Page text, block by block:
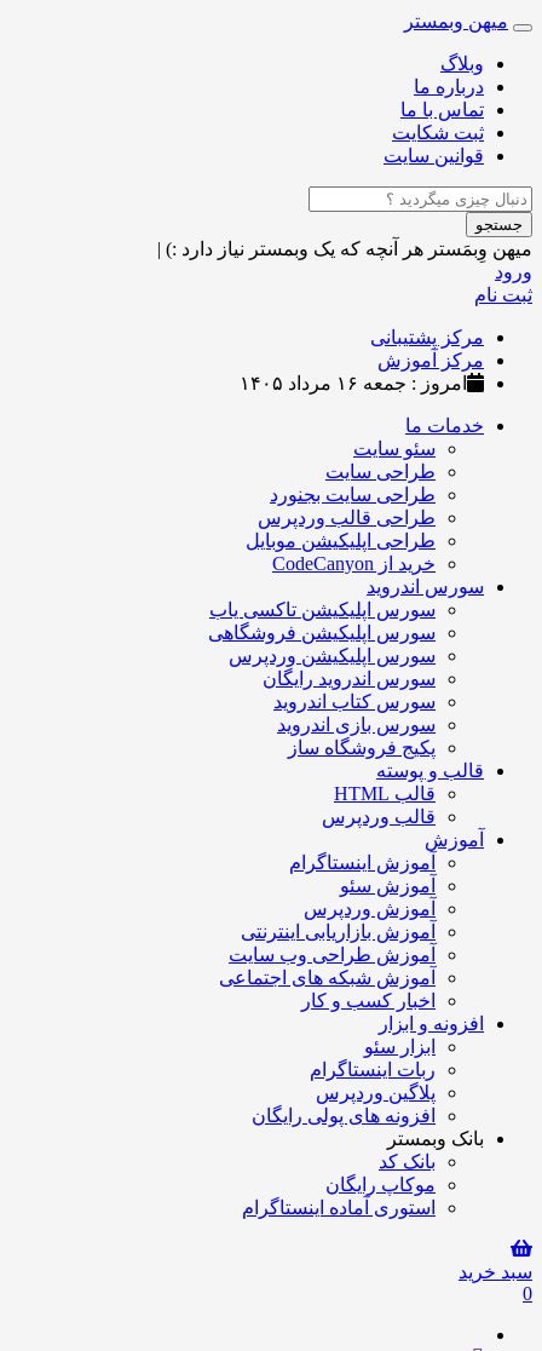
Toggle
navigation
میهن وبمستر
وبلاگ
درباره ما
تماس با ما
ثبت شکایت
قوانین سایت
جستجو
میهن وِبمَستر هر آنچه که یک وبمستر نیاز دارد :) |
ورود
ثبت نام
مرکز پشتیبانی
مرکز آموزش
امروز : جمعه ۱۶ مرداد ۱۴۰۵
خدمات ما
سئو سایت
طراحی سایت
طراحی سایت بجنورد
طراحی قالب وردپرس
طراحی اپلیکیشن موبایل
خرید از CodeCanyon
سورس اندروید
سورس اپلیکیشن تاکسی یاب
سورس اپلیکیشن فروشگاهی
سورس اپلیکیشن وردپرس
سورس اندروید رایگان
سورس کتاب اندروید
سورس بازی اندروید
پکیج فروشگاه ساز
قالب و پوسته
قالب HTML
قالب وردپرس
آموزش
آموزش اینستاگرام
آموزش سئو
آموزش وردپرس
آموزش بازاریابی اینترنتی
آموزش طراحی وب سایت
آموزش شبکه های اجتماعی
اخبار کسب و کار
افزونه و ابزار
ابزار سئو
ربات اینستاگرام
پلاگین وردپرس
افزونه های پولی رایگان
بانک وبمستر
بانک کد
موکاپ رایگان
استوری آماده اینستاگرام
سبد خرید
0